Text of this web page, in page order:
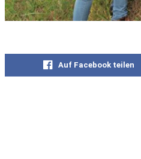
Auf Facebook teilen